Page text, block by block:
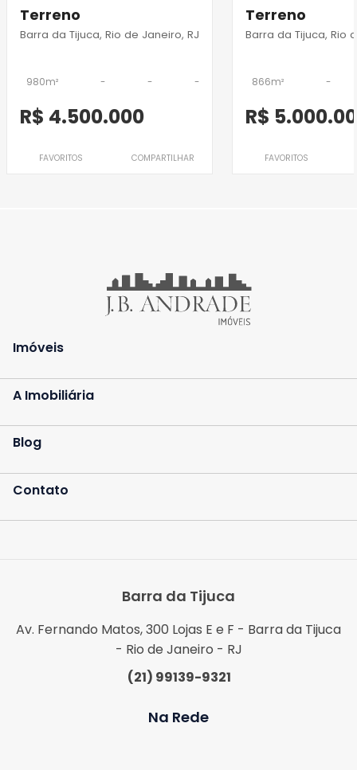
Terreno
Barra da Tijuca, Rio de Janeiro, RJ
980m² - - -
R$ 4.500.000
FAVORITOS COMPARTILHAR
Terreno
Barra da Tijuca, Rio
866m² -
R$
FAVORITOS
Imóveis
A Imobiliária
Blog
Contato
Barra da Tijuca
Av. Fernando Matos, 300 Lojas E e F - Barra da Tijuca
- Rio de Janeiro - RJ
(21) 99139-9321
Na Rede